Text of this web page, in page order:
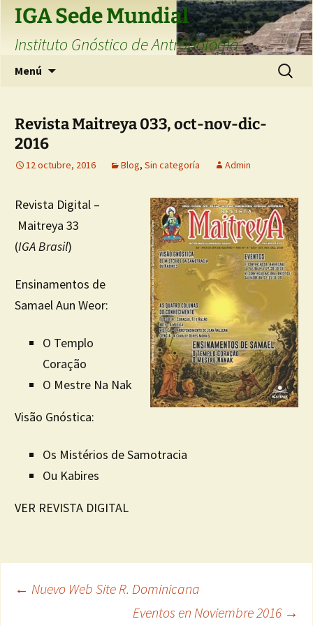
Saltar
contenido
IGA Sede Mundial
Instituto Gnóstico de Antropología
Menú Buscar:
Revista Maitreya 033, oct-nov-dic-
2016
12 octubre, 2016 Blog, Sin categoría Admin
Revista Digital –
Maitreya 33
(IGA Brasil)
Ensinamentos de
Samael Aun Weor:
O Templo
Coração
O Mestre Na Nak
Visão Gnóstica:
Os Mistérios de Samotracia
Ou Kabires
VER REVISTA DIGITAL
Navegación
← Nuevo Web Site R. Dominicana
Eventos en Noviembre 2016 →